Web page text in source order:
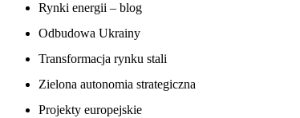
Rynki energii – blog
Odbudowa Ukrainy
Transformacja rynku stali
Zielona autonomia strategiczna
Projekty europejskie